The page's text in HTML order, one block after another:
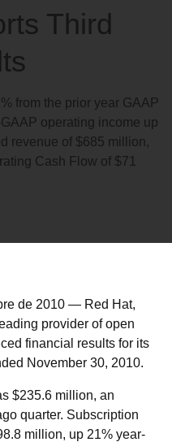
Third
from the prior year GAAP
operating income up
revenue of $685 million,
Cash Flow of $71
de 2010 — Red Hat,
provider of open
financial results for its
November 30, 2010.
$235.6 million, an
quarter. Subscription
million, up 21% year-